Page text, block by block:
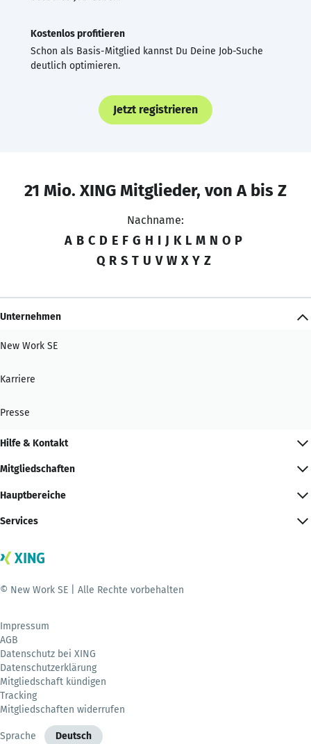
Kostenlos profitieren
Schon als Basis-Mitglied kannst Du Deine Job-Suche
deutlich optimieren.
Jetzt registrieren
21 Mio. XING Mitglieder, von A bis Z
Nachname:
A B C D E F G H I J K L M N O P
Q R S T U V W X Y Z
Unternehmen
New Work SE
Karriere
Presse
Hilfe & Kontakt
Mitgliedschaften
Hauptbereiche
Services
© New Work SE | Alle Rechte vorbehalten
Impressum
AGB
Datenschutz bei XING
Datenschutzerklärung
Mitgliedschaft kündigen
Tracking
Mitgliedschaften widerrufen
Sprache Deutsch